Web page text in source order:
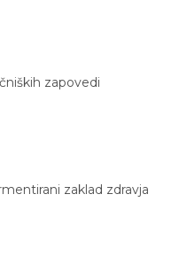
zapovedi
zaklad zdravja